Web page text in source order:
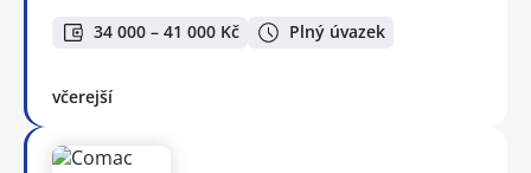
34 000 – 41 000 Kč Plný úvazek
včerejší